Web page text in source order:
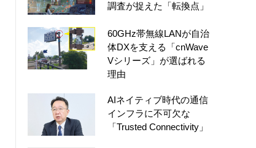
調査が捉えた「転換点」
60GHz帯無線LANが自治
体DXを支える「cnWave
Vシリーズ」が選ばれる
理由
AIネイティブ時代の通信
インフラに不可欠な
「Trusted Connectivity」